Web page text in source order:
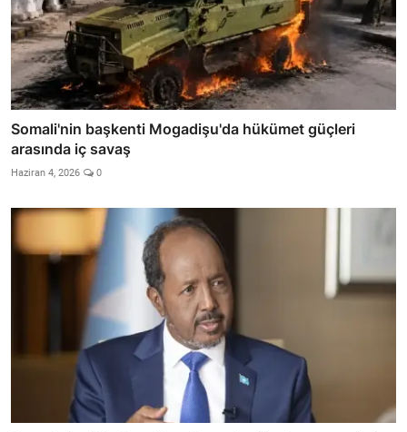
Somali'nin başkenti Mogadişu'da hükümet güçleri
arasında iç savaş
Haziran 4, 2026 0